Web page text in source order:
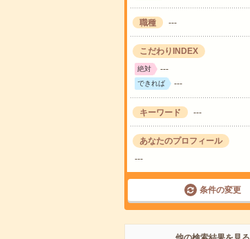
職種 ---
こだわりINDEX
絶対 ---
できれば ---
キーワード ---
あなたのプロフィール
---
条件の変更